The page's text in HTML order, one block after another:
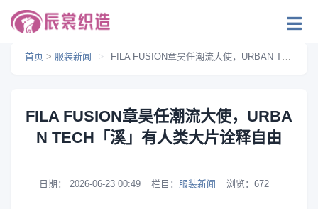
首页 > 服装新闻 > FILA FUSION章昊任潮流大使，URBAN TECH「溪」有人类大片诠释自由
FILA FUSION章昊任潮流大使，URBA
N TECH「溪」有人类大片诠释自由
日期： 2026-06-23 00:49 栏目： 服装新闻 浏览： 672